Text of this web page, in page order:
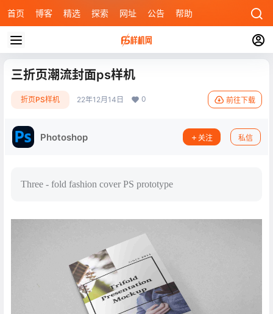
首页 博客 精选 探索 网址 公告 帮助
三折页潮流封面ps样机
折页PS样机 22年12月14日 0 前往下载
Photoshop 关注 私信
Three - fold fashion cover PS prototype